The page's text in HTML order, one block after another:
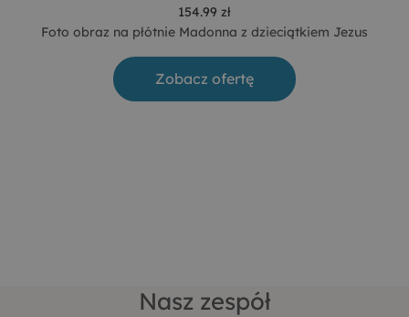
154.99 zł
Foto obraz na płótnie Madonna z dzieciątkiem Jezus
Zobacz ofertę
Nasz zespół